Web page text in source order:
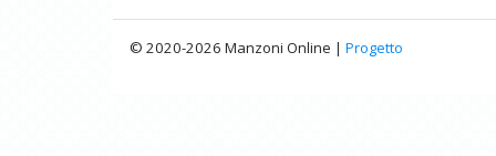
© 2020-2026 Manzoni Online | Progetto